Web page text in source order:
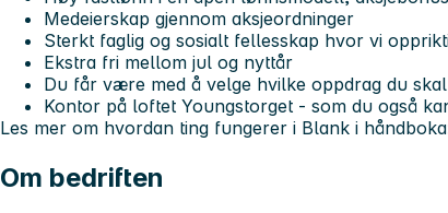
Medeierskap gjennom aksjeordninger
Sterkt faglig og sosialt fellesskap hvor vi
Ekstra fri mellom jul og nyttår
Du får være med å velge hvilke oppdrag du
Kontor på loftet Youngstorget - som du også
Les mer om hvordan ting fungerer i Blank i
Om bedriften